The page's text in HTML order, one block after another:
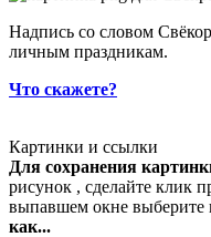
Надпись со словом
личным праздникам.
Что скажете?
Картинки и ссылки
Для сохранения
рисунок , сделайте клик
выпавшем окне выберите
как...